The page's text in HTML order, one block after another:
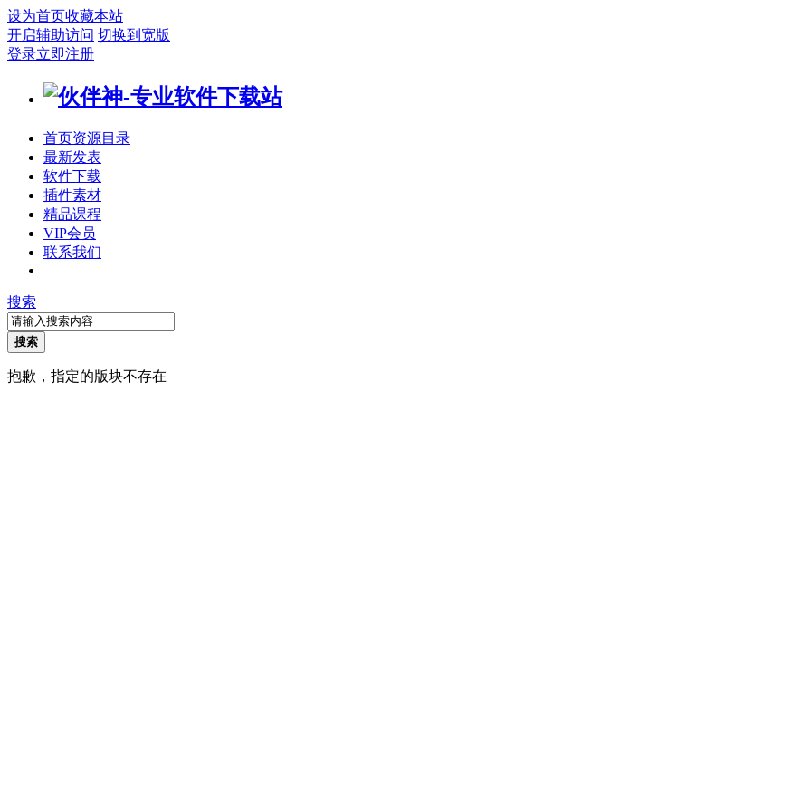
设为首页收藏本站
开启辅助访问 切换到宽版
登录立即注册
首页资源目录
最新发表
软件下载
插件素材
精品课程
VIP会员
联系我们
搜索
搜索
抱歉，指定的版块不存在